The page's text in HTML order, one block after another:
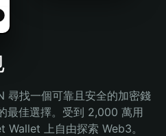
尋找一個可靠且安全的加密錢
最佳選擇。受到 2,000 萬用
Wallet 上自由探索 Web3。